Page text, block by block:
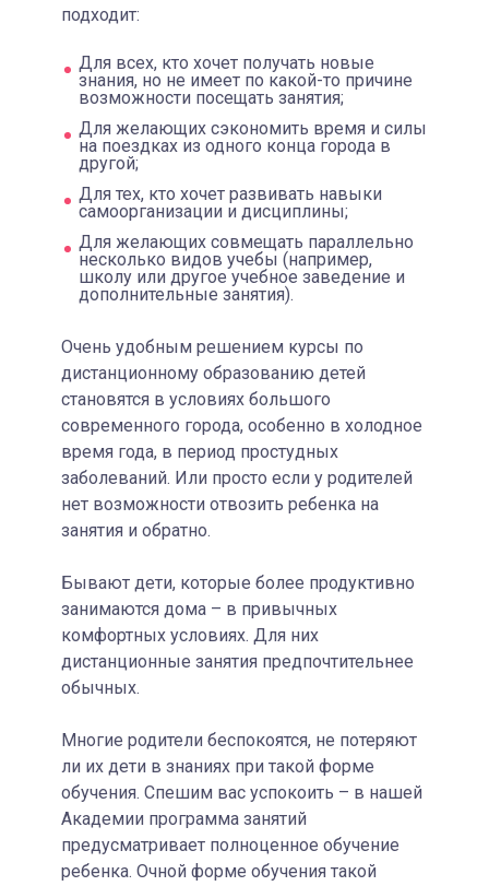
подходит:
Для всех, кто хочет получать новые
знания, но не имеет по какой-то причине
возможности посещать занятия;
Для желающих сэкономить время и силы
на поездках из одного конца города в
другой;
Для тех, кто хочет развивать навыки
самоорганизации и дисциплины;
Для желающих совмещать параллельно
несколько видов учебы (например,
школу или другое учебное заведение и
дополнительные занятия).
Очень удобным решением курсы по
дистанционному образованию детей
становятся в условиях большого
современного города, особенно в холодное
время года, в период простудных
заболеваний. Или просто если у родителей
нет возможности отвозить ребенка на
занятия и обратно.
Бывают дети, которые более продуктивно
занимаются дома – в привычных
комфортных условиях. Для них
дистанционные занятия предпочтительнее
обычных.
Многие родители беспокоятся, не потеряют
ли их дети в знаниях при такой форме
обучения. Спешим вас успокоить – в нашей
Академии программа занятий
предусматривает полноценное обучение
ребенка. Очной форме обучения такой